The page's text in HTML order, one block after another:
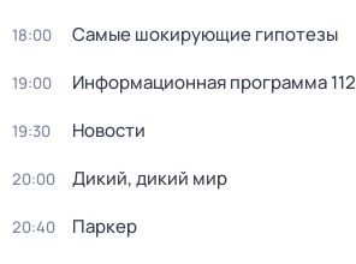
18:00 Самые шoкиpующие гипотезы
19:00 Информационная программа 112
19:30 Новости
20:00 Дикий, дикий мир
20:40 Паркер